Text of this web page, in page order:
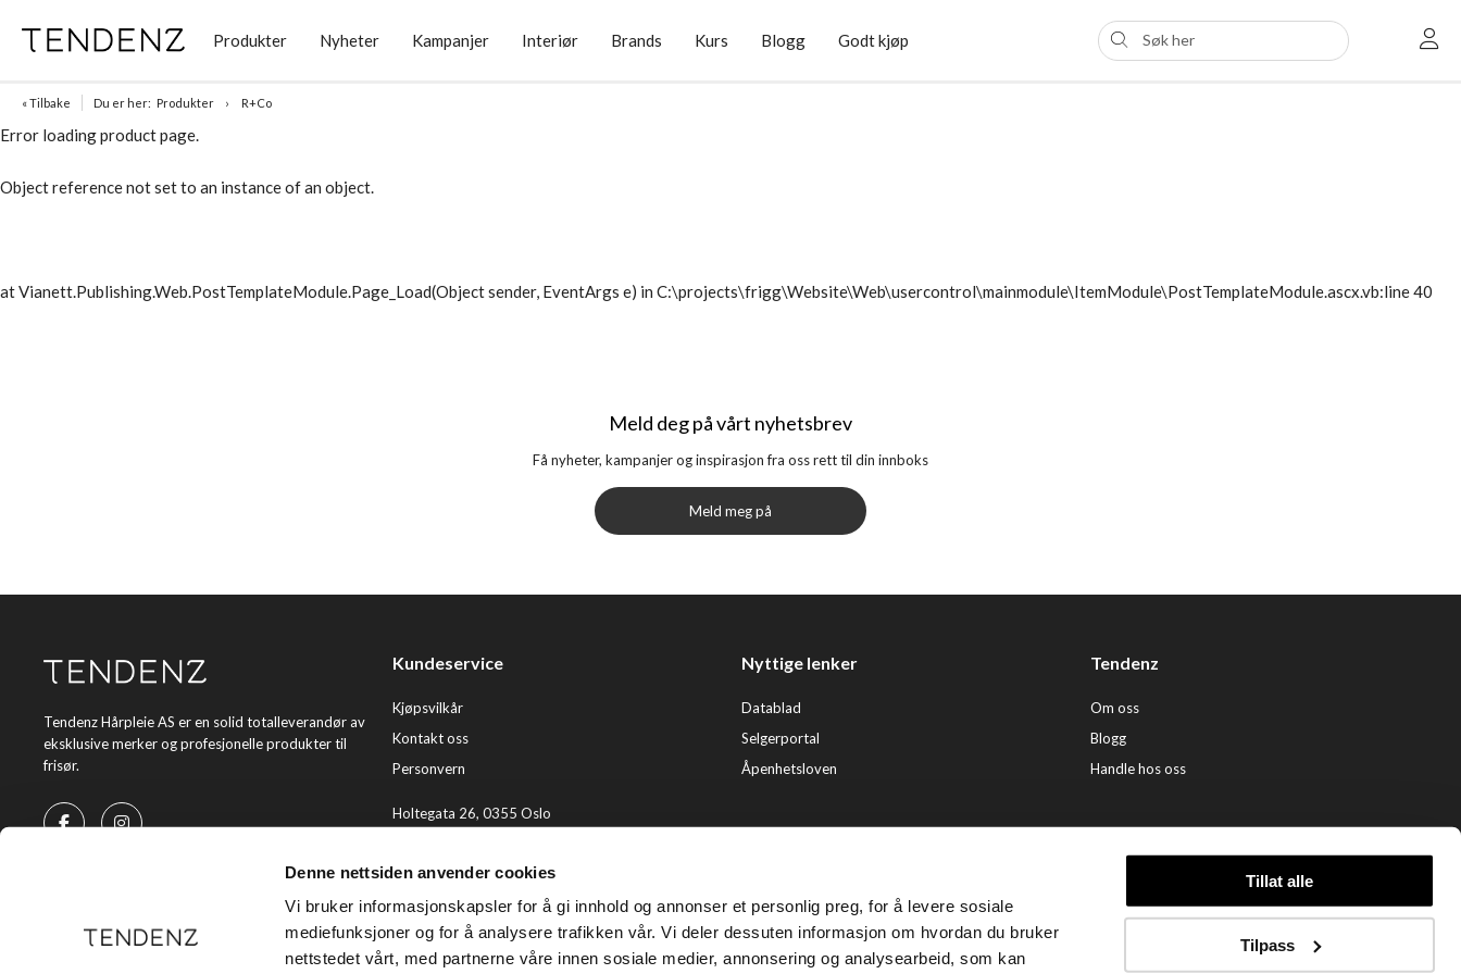
Denne nettsiden anvender cookies
Vi bruker informasjonskapsler for å gi innhold og annonser et personlig preg, for å levere sosiale
mediefunksjoner og for å analysere trafikken vår. Vi deler dessuten informasjon om hvordan du bruker
nettstedet vårt, med partnerne våre innen sosiale medier, annonsering og analysearbeid, som kan
Tillat alle
Tilpass
Produkter Nyheter Kampanjer Interiør Brands Kurs Blogg Godt kjøp
« Tilbake Du er her: Produkter R+Co
Error loading product page.
Object reference not set to an instance of an object.
at Vianett.Publishing.Web.PostTemplateModule.Page_Load(Object sender, EventArgs e) in C:\projects\frigg\Website\Web\usercontrol\mainmodule\ItemModule\PostTemplateModule.ascx.vb:line 40
Meld deg på vårt nyhetsbrev
Få nyheter, kampanjer og inspirasjon fra oss rett til din innboks
Meld meg på
Tendenz Hårpleie AS er en solid totalleverandør av
eksklusive merker og profesjonelle produkter til
frisør.
Kundeservice
Kjøpsvilkår
Kontakt oss
Personvern
Holtegata 26, 0355 Oslo
E-post:kundeservice@tendenz.net
Nyttige lenker
Datablad
Selgerportal
Åpenhetsloven
Tendenz
Om oss
Blogg
Handle hos oss
© Tendenz Hårpleie AS (org. nr. 948 341 662) |Nettbutikk levert av Kréatif